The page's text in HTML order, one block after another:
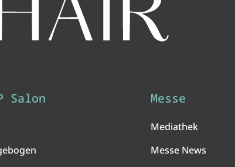
Salon Messe
Mediathek
Messe News